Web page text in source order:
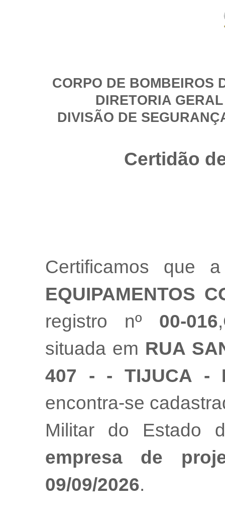
CORPO DE BOMBEIROS
DIRETORIA
DIVISÃO DE
Certidão
Certificamos que
EQUIPAMENTOS
registro nº 00-016
situada em RUA
407 - - TIJUCA -
encontra-se
Militar do Estado
empresa de
09/09/2026.